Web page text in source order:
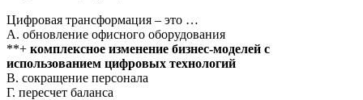
Цифровая трансформация – это …
А. обновление офисного оборудования
**+ комплексное изменение бизнес-моделей с
использованием цифровых технологий
В. сокращение персонала
Г. пересчет баланса